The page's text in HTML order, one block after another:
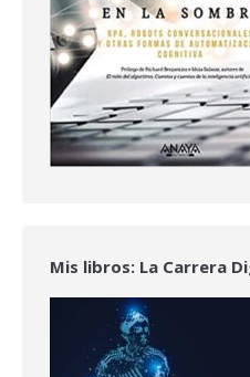
Mis libros: La Carrera